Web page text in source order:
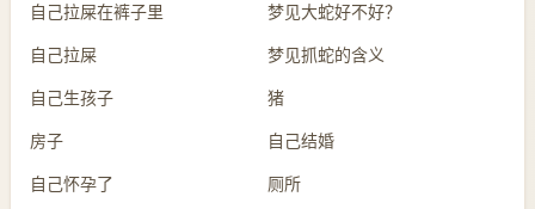
自己拉屎在裤子里 梦见大蛇好不好？
自己拉屎 梦见抓蛇的含义
自己生孩子 猪
房子 自己结婚
自己怀孕了 厕所